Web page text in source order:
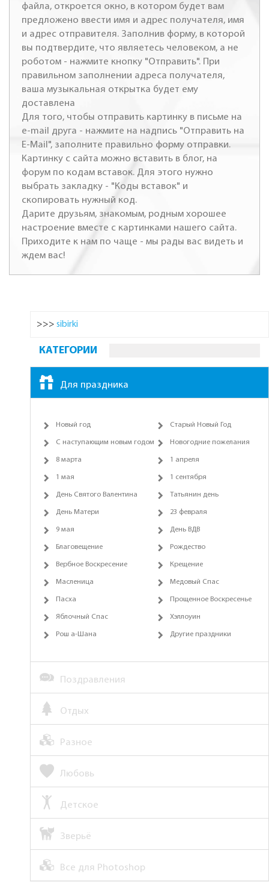
файла, откроется окно, в котором будет вам
предложено ввести имя и адрес получателя, имя
и адрес отправителя. Заполнив форму, в которой
вы подтвердите, что являетесь человеком, а не
роботом - нажмите кнопку "Отправить". При
правильном заполнении адреса получателя,
ваша музыкальная открытка будет ему
доставлена
Для того, чтобы отправить картинку в письме на
e-mail друга - нажмите на надпись "Отправить на
E-Mail", заполните правильно форму отправки.
Картинку с сайта можно вставить в блог, на
форум по кодам вставок. Для этого нужно
выбрать закладку - "Коды вставок" и
скопировать нужный код.
Дарите друзьям, знакомым, родным хорошее
настроение вместе с картинками нашего сайта.
Приходите к нам по чаще - мы рады вас видеть и
ждем вас!
>>> sibirki
КАТЕГОРИИ
Для праздника
Новый год Старый Новый Год
С наступающим новым годом Новогодние пожелания
8 марта 1 апреля
1 мая 1 сентября
День Святого Валентина Татьянин день
День Матери 23 февраля
9 мая День ВДВ
Благовещение Рождество
Вербное Воскресение Крещение
Масленица Медовый Спас
Пасха Прощенное Воскресенье
Яблочный Спас Хэллоуин
Рош а-Шана Другие праздники
Поздравления
Отдых
Разное
Любовь
Детское
Зверьё
Все для Photoshop